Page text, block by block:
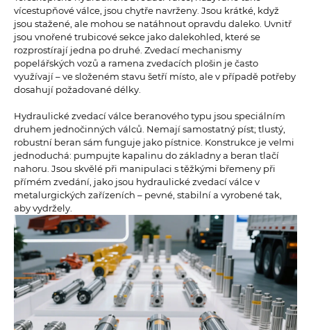
vícestupňové válce, jsou chytře navrženy. Jsou krátké, když
jsou stažené, ale mohou se natáhnout opravdu daleko. Uvnitř
jsou vnořené trubicové sekce jako dalekohled, které se
rozprostírají jedna po druhé. Zvedací mechanismy
popelářských vozů a ramena zvedacích plošin je často
využívají – ve složeném stavu šetří místo, ale v případě potřeby
dosahují požadované délky.
Hydraulické zvedací válce beranového typu jsou speciálním
druhem jednočinných válců. Nemají samostatný píst; tlustý,
robustní beran sám funguje jako pístnice. Konstrukce je velmi
jednoduchá: pumpujte kapalinu do základny a beran tlačí
nahoru. Jsou skvělé při manipulaci s těžkými břemeny při
přímém zvedání, jako jsou hydraulické zvedací válce v
metalurgických zařízeních – pevné, stabilní a vyrobené tak,
aby vydržely.